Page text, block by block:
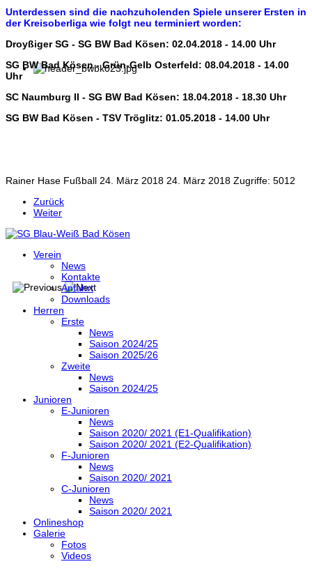
Unterdessen sind die nachzuholenden Spiele unserer Ersten in
der Kreisoberliga wie folgt neu terminiert worden:
Droyßiger SG - SG BW Bad Kösen: 02.04.2018 - 14.00 Uhr
SG BW Bad Kösen - Grün-Gelb Osterfeld: 08.04.2018 - 14.00
Uhr
SC Naumburg II - SG BW Bad Kösen: 18.04.2018 - 18.30 Uhr
SG BW Bad Kösen - TSV Tröglitz: 01.05.2018 - 14.00 Uhr
Rainer Hase Fußball 24. März 2018 24. März 2018 Zugriffe: 5012
Zurück
Weiter
Verein
News
Kontakte
Anfahrt
Downloads
Herren
Erste
News
Saison 2024/25
Saison 2025/26
Zweite
News
Saison 2024/25
Junioren
E-Junioren
News
Saison 2020/ 2021 (E1-Qualifikation)
Saison 2020/ 2021 (E2-Qualifikation)
F-Junioren
News
Saison 2020/ 2021
C-Junioren
News
Saison 2020/ 2021
Onlineshop
Galerie
Fotos
Videos